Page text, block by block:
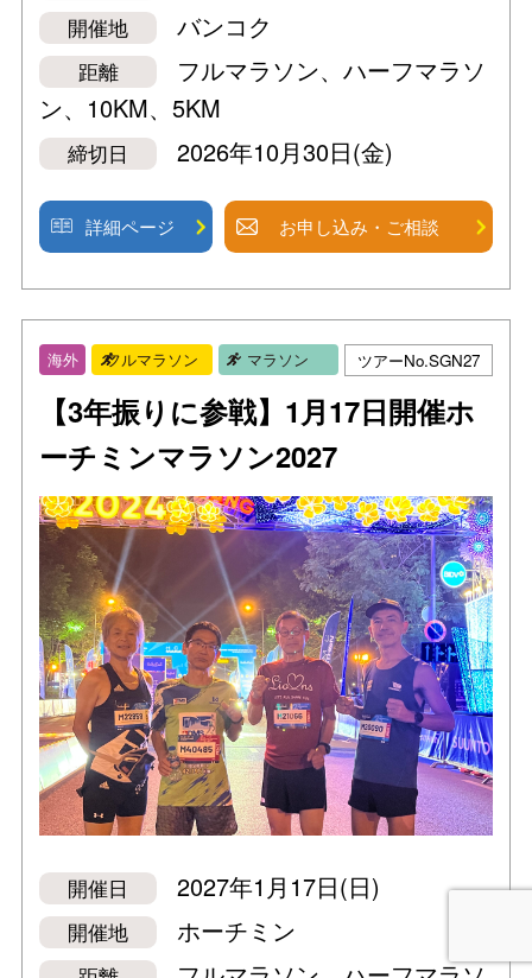
開催地 バンコク
距離
フルマラソン、ハーフマラソ
ン、10KM、5KM
締切日 2026年10月30日(金)
詳細ページ お申し込み・ご相談
海外 フルマラソン マラソン ツアーNo.SGN27
【3年振りに参戦】1月17日開催ホ
ーチミンマラソン2027
開催日 2027年1月17日(日)
開催地 ホーチミン